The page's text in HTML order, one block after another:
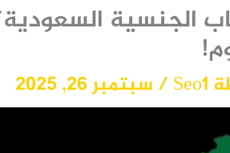
الجنسية
Seo1
/ سبتمبر 26, 2025